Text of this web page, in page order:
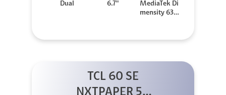
Dual
6.7"
MediaTek Di
mensity 630
TCL 60 SE